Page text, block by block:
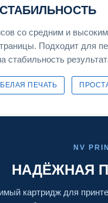
со средним и
Подходит для
стабильность
ПЕЧАТЬ
NV
НАДЁЖНАЯ
картридж для